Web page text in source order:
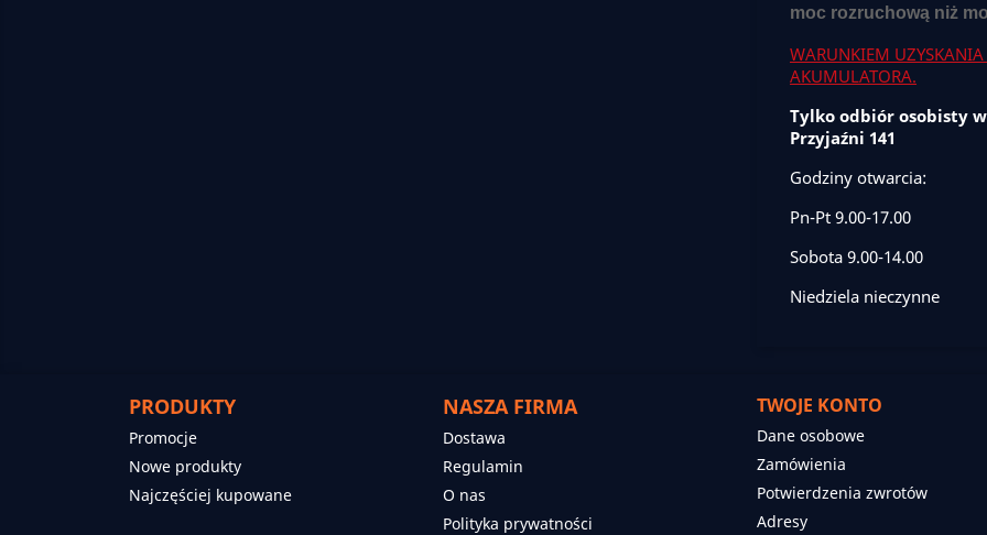
moc rozruchową niż
WARUNKIEM UZYSKANIA
AKUMULATORA.
Tylko odbiór osobisty
Przyjaźni 141
Godziny otwarcia:
Pn-Pt 9.00-17.00
Sobota 9.00-14.00
Niedziela nieczynne
PRODUKTY
Promocje
Nowe produkty
Najczęściej kupowane
NASZA FIRMA
Dostawa
Regulamin
O nas
Polityka prywatności
TWOJE KONTO
Dane osobowe
Zamówienia
Potwierdzenia zwrotów
Adresy